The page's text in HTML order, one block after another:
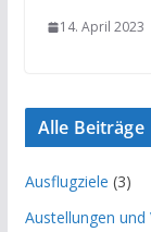
14. April 2023
Alle Beiträge
Ausflugziele (3)
Austellungen und